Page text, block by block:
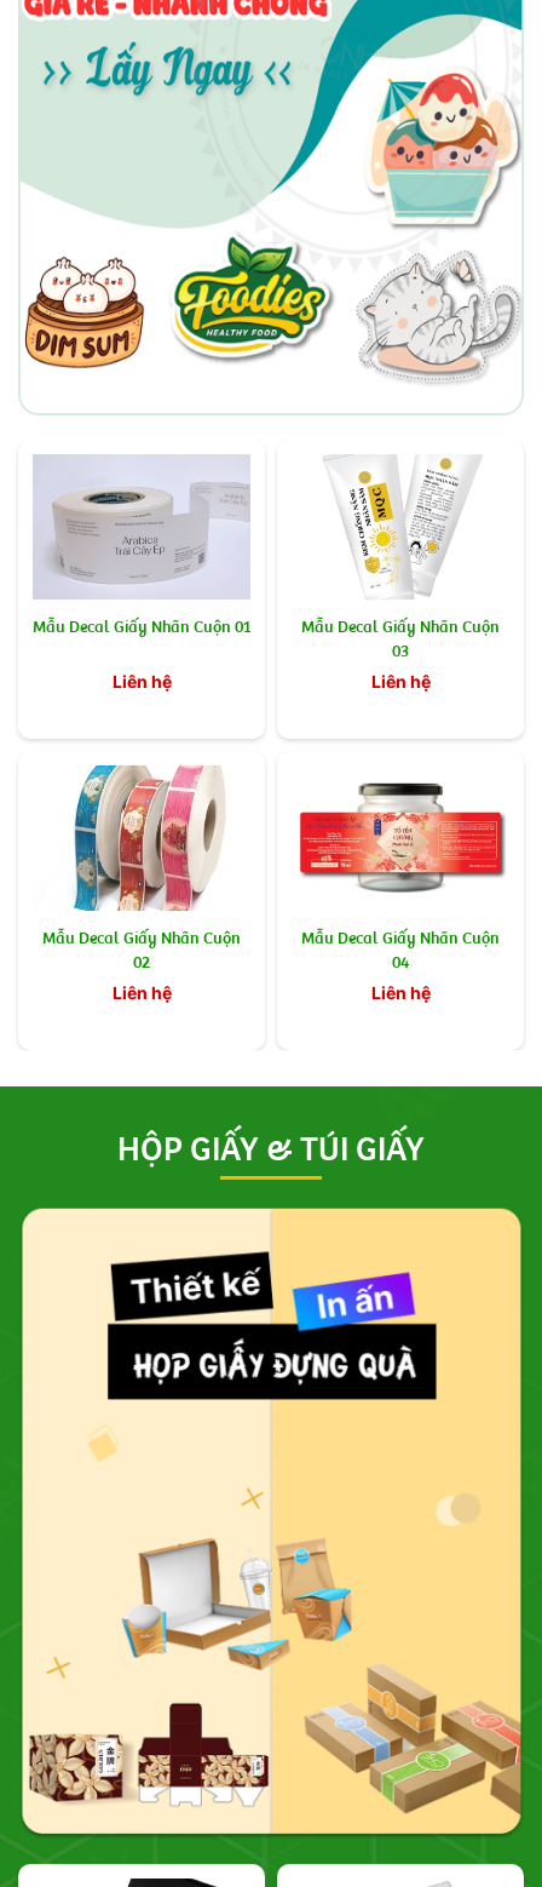
Mẫu Decal Giấy Nhãn Cuộn 01
Liên hệ
Mẫu Decal Giấy Nhãn Cuộn
02
Liên hệ
Mẫu Decal Giấy Nhãn Cuộn
03
Liên hệ
Mẫu Decal Giấy Nhãn Cuộn
04
Liên hệ
HỘP GIẤY & TÚI GIẤY